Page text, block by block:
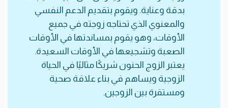
بدقة وعناية. ويقوم بتقديم الدعم النفسي
والمعنوي الذي تحتاجه زوجته في جميع
الأوقات، وهو يقوم بمساندتها في الأوقات
الصعبة وتشجيعها في الأوقات السعيدة.
يعتبر الزوج الحنون شريكًا مثاليًا في الحياة
الزوجية ويساهم في بناء علاقة صحية
ومستقرة بين الزوجين.